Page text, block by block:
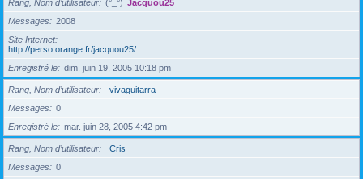
Rang, Nom d’utilisateur (°_°) Jacquou25
Messages
2008
Site Internet
http://perso.orange.fr/jacquou25/
Enregistré le
dim. juin 19, 2005 10:18 pm
Rang, Nom d’utilisateur
vivaguitarra
Messages
0
Enregistré le
mar. juin 28, 2005 4:42 pm
Rang, Nom d’utilisateur
Cris
Messages
0